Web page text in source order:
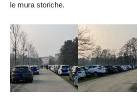
le mura storiche.